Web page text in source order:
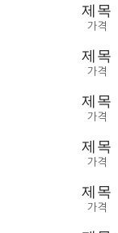
제목
가격
제목
가격
제목
가격
제목
가격
제목
가격